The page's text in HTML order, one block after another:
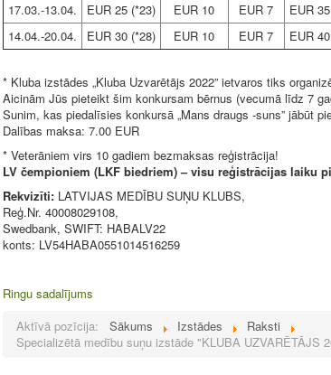
17.03.-13.04.
EUR 25 (*23) EUR 10 EUR 7 EUR
14.04.-20.04.
EUR 30 (*28) EUR 10 EUR 7 EUR
* Kluba izstādes „Kluba Uzvarētājs 2022” ietvaros tiks
Aicinām Jūs pieteikt šim konkursam bērnus (vecumā līdz 7
Sunim, kas piedalīsies konkursā „Mans draugs -suns” jābūt
Dalības maksa: 7.00 EUR
* Veterāniem virs 10 gadiem bezmaksas reģistrācija!
LV čempioniem (LKF biedriem) – visu reģistrācijas laiku
Rekvizīti:LATVIJAS MEDĪBU SUŅU KLUBS,
Reģ.Nr. 40008029108,
Swedbank, SWIFT: HABALV22
konts: LV54HABA0551014516259
Ringu sadalījums
Aktīvā pozīcija:
Sākums Izstādes
Raksti
Specializētā medību suņu izstāde "KLUBA UZVARĒTĀJS